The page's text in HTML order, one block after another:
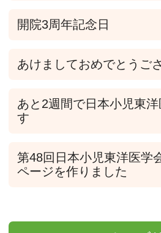
開院3周年記念日
あけましておめでとうご
あと2週間で日本小児東
す
第48回日本小児東洋医学
ページを作りました